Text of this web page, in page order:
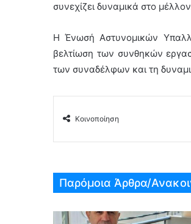
συνεχίζει δυναμικά στο
Η Ένωσή Αστυνομικών
βελτίωση των συνθηκών
των συναδέλφων και τη
Κοινοποίηση
Παρόμοια Άρθρα/